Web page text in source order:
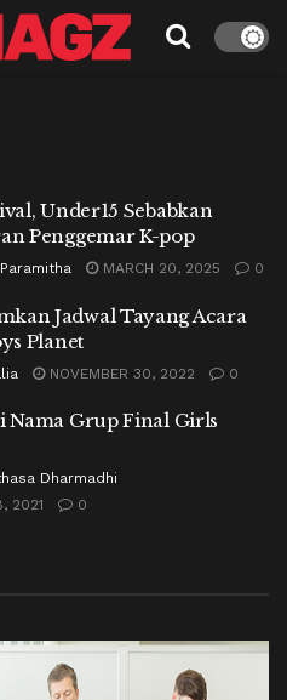
Under15 Sebabkan
Penggemar K-pop
MARCH 20, 2025 0
Jadwal Tayang Acara
Planet
NOVEMBER 30, 2022 0
Nama Grup Final Girls
Dharmadhi
2021
0